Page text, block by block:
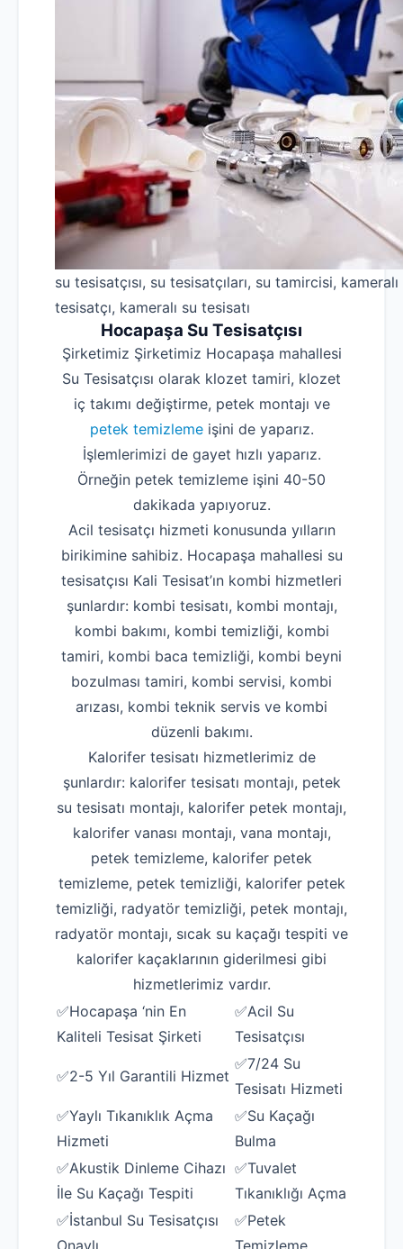
su tesisatçısı, su tesisatçıları, su tamircisi,
tesisatçı, kameralı su tesisatı
Hocapaşa Su Tesisatçısı
Şirketimiz Şirketimiz Hocapaşa mahallesi
Su Tesisatçısı olarak klozet tamiri, klozet
iç takımı değiştirme, petek montajı ve
petek temizlemeişini de yaparız.
İşlemlerimizi de gayet hızlı yaparız.
Örneğin petek temizleme işini 40-50
dakikada yapıyoruz.
Acil tesisatçı hizmeti konusunda yılların
birikimine sahibiz. Hocapaşa mahallesi su
tesisatçısı Kali Tesisat’ın kombi hizmetleri
şunlardır: kombi tesisatı, kombi montajı,
kombi bakımı, kombi temizliği, kombi
tamiri, kombi baca temizliği, kombi beyni
bozulması tamiri, kombi servisi, kombi
arızası, kombi teknik servis ve kombi
düzenli bakımı.
Kalorifer tesisatı hizmetlerimiz de
şunlardır: kalorifer tesisatı montajı, petek
su tesisatı montajı, kalorifer petek montajı,
kalorifer vanası montajı, vana montajı,
petek temizleme, kalorifer petek
temizleme, petek temizliği, kalorifer petek
temizliği, radyatör temizliği, petek montajı,
radyatör montajı, sıcak su kaçağı tespiti ve
kalorifer kaçaklarının giderilmesi gibi
hizmetlerimiz vardır.
✅Hocapaşa ‘nin En
Kaliteli Tesisat Şirketi
✅Acil Su
Tesisatçısı
✅2-5 Yıl Garantili Hizmet
✅7/24 Su
Tesisatı Hizmeti
✅Yaylı Tıkanıklık Açma
Hizmeti
✅Su Kaçağı
Bulma
✅Akustik Dinleme Cihazı
İle Su Kaçağı Tespiti
✅Tuvalet
Tıkanıklığı Açma
✅İstanbul Su Tesisatçısı
Onaylı
✅Petek
Temizleme